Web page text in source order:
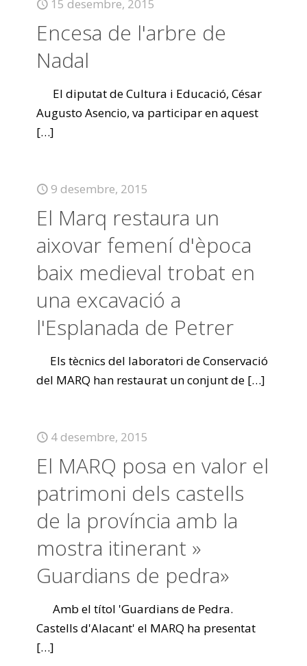
15 desembre, 2015
Encesa de l'arbre de
Nadal
El diputat de Cultura i Educació, César
Augusto Asencio, va participar en aquest
[…]
9 desembre, 2015
El Marq restaura un
aixovar femení d'època
baix medieval trobat en
una excavació a
l'Esplanada de Petrer
Els tècnics del laboratori de Conservació
del MARQ han restaurat un conjunt de […]
4 desembre, 2015
El MARQ posa en valor el
patrimoni dels castells
de la província amb la
mostra itinerant »
Guardians de pedra»
Amb el títol 'Guardians de Pedra.
Castells d'Alacant' el MARQ ha presentat
[…]